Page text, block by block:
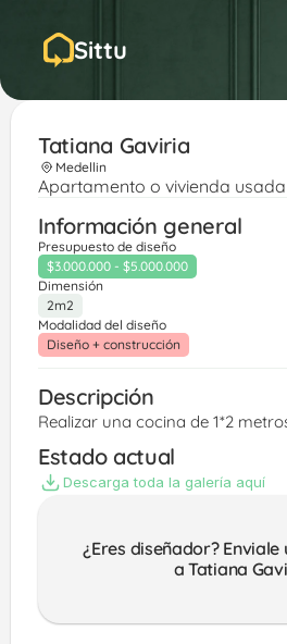
Sittu
Tatiana Gaviria
Medellin
Apartamento o vivienda usada
Información general
Presupuesto de diseño
$3.000.000 - $5.000.000
Dimensión
2m2
Modalidad del diseño
Diseño + construcción
Descripción
Realizar una cocina de 1*2
Estado actual
Descarga toda la galería aquí
¿Eres diseñador?
a Tatiana